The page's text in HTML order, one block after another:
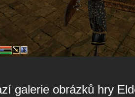
galerie obrázků hry